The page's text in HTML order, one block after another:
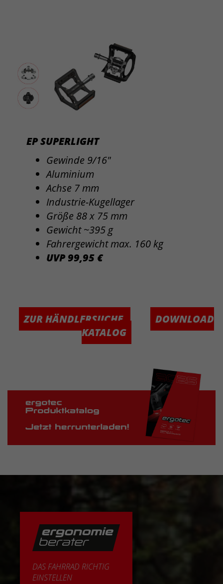
EP SUPERLIGHT
Gewinde 9/16"
Aluminium
Achse 7 mm
Industrie-Kugellager
Größe 88 x 75 mm
Gewicht ~395 g
Fahrergewicht max. 160 kg
UVP 99,95 €
ZUR HÄNDLERSUCHE
DOWNLOAD
KATALOG
DAS FAHRRAD RICHTIG
EINSTELLEN